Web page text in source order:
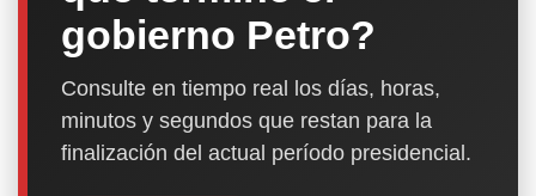
gobierno Petro?
Consulte en tiempo real los días, horas,
minutos y segundos que restan para la
finalización del actual período presidencial.